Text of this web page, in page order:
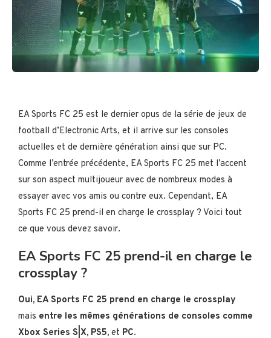
EA Sports FC 25 est le dernier opus de la série de jeux de
football d’Electronic Arts, et il arrive sur les consoles
actuelles et de dernière génération ainsi que sur PC.
Comme l’entrée précédente, EA Sports FC 25 met l’accent
sur son aspect multijoueur avec de nombreux modes à
essayer avec vos amis ou contre eux. Cependant, EA
Sports FC 25 prend-il en charge le crossplay ? Voici tout
ce que vous devez savoir.
EA Sports FC 25 prend-il en charge le
crossplay ?
Oui, EA Sports FC 25 prend en charge le crossplay
mais entre les mêmes générations de consoles comme
Xbox Series S|X, PS5, et PC.